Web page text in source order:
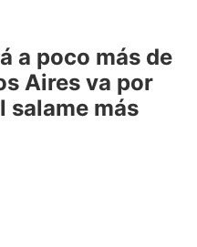
a poco más de
Aires va por
salame más